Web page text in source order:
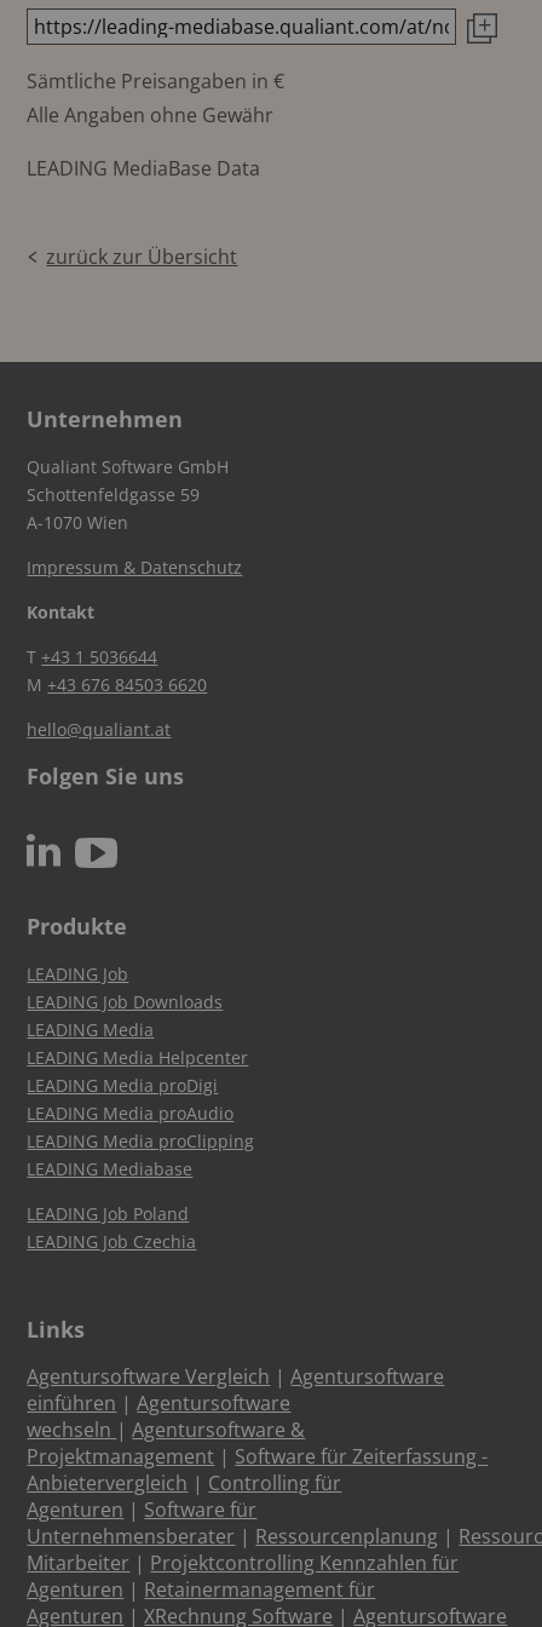
Sämtliche Preisangaben in €
Alle Angaben ohne Gewähr
LEADING MediaBase Data
zurück zur Übersicht
Unternehmen
Qualiant Software GmbH
Schottenfeldgasse 59
A-1070 Wien
Impressum & Datenschutz
Kontakt
T+43 1 5036644
M+43 676 84503 6620
hello@qualiant.at
Folgen Sie uns
N c
Produkte
LEADING Job
LEADING Job Downloads
LEADING Media
LEADING Media Helpcenter
LEADING Media proDigi
LEADING Media proAudio
LEADING Media proClipping
LEADING Mediabase
LEADING Job Poland
LEADING Job Czechia
Links
Agentursoftware Vergleich |Agentursoftware
einführen |Agentursoftware
wechseln |Agentursoftware &
Projektmanagement | Software für Zeiterfassung -
Anbietervergleich | Controlling für
Agenturen | Software für
Unternehmensberater | Ressourcenplanung |
Mitarbeiter | Projektcontrolling Kennzahlen für
Agenturen | Retainermanagement für
Agenturen |XRechnung Software |Agentursoftware